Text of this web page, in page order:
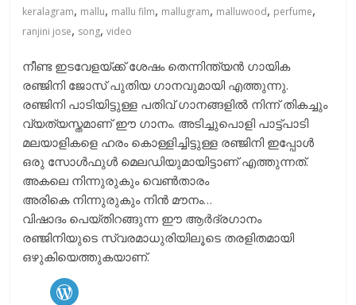
keralagram, mallu, mallu film, mallugram, malluwood, perfume,
ranjini jose, song,video
നീണ്ട ഇടവേളയ്ക്ക് ശേഷം തെന്നിന്ത്യന്‍ ഗായിക
രഞ്ജിനി ജോസ് പുതിയ ഗാനവുമായി എത്തുന്നു.
രഞ്ജിനി പാടിയിട്ടുള്ള പതിവ് ഗാനങ്ങളില്‍ നിന്ന് തികച്ചും
വ്യത്യസ്തമാണ് ഈ ഗാനം. അടിച്ചുപൊളി പാട്ട്പാടി
മലയാളികളെ ഹരം കൊള്ളിച്ചിട്ടുള്ള രഞ്ജിനി ഇപ്പോള്‍
ഒരു സോള്‍ഫുള്‍ മെലഡിയുമായിട്ടാണ് എത്തുന്നത്.
അകലെ നിന്നുരുകും വെണ്‍താരം
അരികെ നിന്നുരുകും നിന്‍ മൗനം…
വിഷാദം പെയ്തിറങ്ങുന്ന ഈ ആര്‍ദ്രഗാനം
രഞ്ജിനിയുടെ സ്വരമാധുരിയിലൂടെ തരളിതമായി
ഒഴുകിയെത്തുകയാണ്.
WordPress